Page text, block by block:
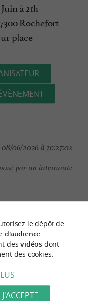
à 21h
Rochefort
place
08/06/2026 à 10:27:02
par un internaute
POUR VOUS
le dépôt de
d'audience.
des vidéosdont
des cookies.
J'ACCEPTE